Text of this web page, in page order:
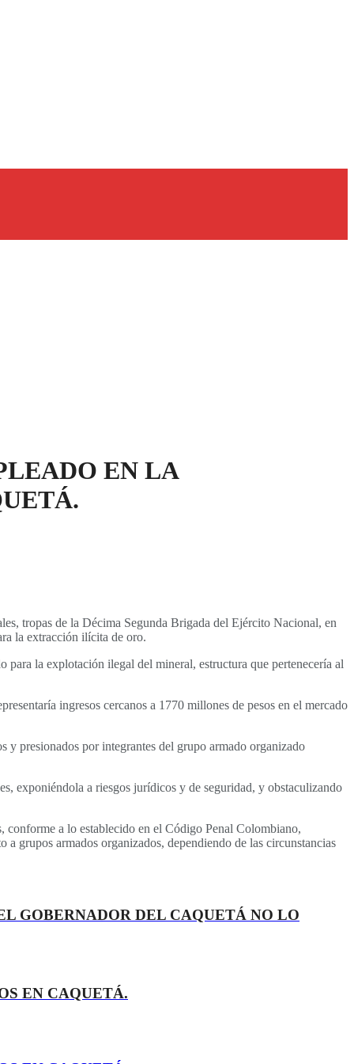
EN LA
tropas de la Décima Segunda Brigada del Ejército Nacional, en
la extracción ilícita de oro.
la explotación ilegal del mineral, estructura que pertenecería al
ingresos cercanos a 1770 millones de pesos en el mercado
y presionados por integrantes del grupo armado organizado
exponiéndola a riesgos jurídicos y de seguridad, y obstaculizando
conforme a lo establecido en el Código Penal Colombiano,
grupos armados organizados, dependiendo de las circunstancias
GOBERNADOR DEL CAQUETÁ NO LO
EN CAQUETÁ.